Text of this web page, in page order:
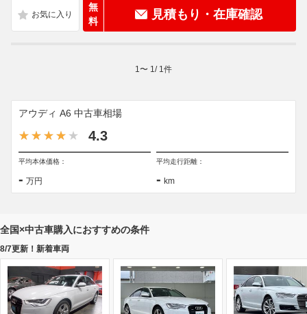
無
料
見積もり・在庫確認
1 〜 1 / 1 件
アウディ A6 中古車相場
4.3
平均本体価格：
- 万円
平均走行距離：
- km
全国×中古車購入におすすめの条件
8/7更新！新着車両